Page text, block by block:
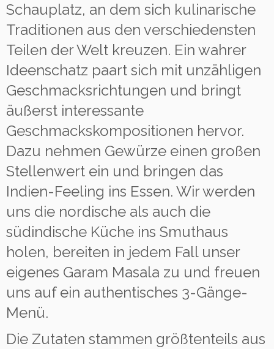
Schauplatz, an dem sich kulinarische
Traditionen aus den verschiedensten
Teilen der Welt kreuzen. Ein wahrer
Ideenschatz paart sich mit unzähligen
Geschmacksrichtungen und bringt
äußerst interessante
Geschmackskompositionen hervor.
Dazu nehmen Gewürze einen großen
Stellenwert ein und bringen das
Indien-Feeling ins Essen. Wir werden
uns die nordische als auch die
südindische Küche ins Smuthaus
holen, bereiten in jedem Fall unser
eigenes Garam Masala zu und freuen
uns auf ein authentisches 3-Gänge-
Menü.
Die Zutaten stammen größtenteils aus